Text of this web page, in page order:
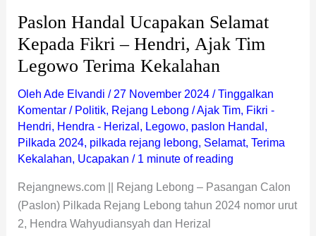
Paslon Handal Ucapakan Selamat
Kepada Fikri – Hendri, Ajak Tim
Legowo Terima Kekalahan
Oleh Ade Elvandi / 27 November 2024 /Tinggalkan
Komentar / Politik, Rejang Lebong /Ajak Tim, Fikri -
Hendri, Hendra - Herizal , Legowo, paslon Handal ,
Pilkada 2024, pilkada rejang lebong, Selamat, Terima
Kekalahan, Ucapakan / 1 minute of reading
Rejangnews.com || Rejang Lebong – Pasangan Calon
(Paslon) Pilkada Rejang Lebong tahun 2024 nomor urut
2, Hendra Wahyudiansyah dan Herizal